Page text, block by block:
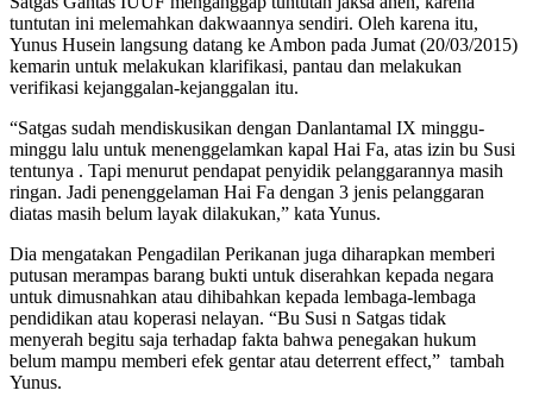
tuntutan ini melemahkan dakwaannya sendiri. Oleh karena itu,
Yunus Husein langsung datang ke Ambon pada Jumat (20/03/2015)
kemarin untuk melakukan klarifikasi, pantau dan melakukan
verifikasi kejanggalan-kejanggalan itu.
“Satgas sudah mendiskusikan dengan Danlantamal IX minggu-
minggu lalu untuk menenggelamkan kapal Hai Fa, atas izin bu Susi
tentunya . Tapi menurut pendapat penyidik pelanggarannya masih
ringan. Jadi penenggelaman Hai Fa dengan 3 jenis pelanggaran
diatas masih belum layak dilakukan,” kata Yunus.
Dia mengatakan Pengadilan Perikanan juga diharapkan memberi
putusan merampas barang bukti untuk diserahkan kepada negara
untuk dimusnahkan atau dihibahkan kepada lembaga-lembaga
pendidikan atau koperasi nelayan. “Bu Susi n Satgas tidak
menyerah begitu saja terhadap fakta bahwa penegakan hukum
belum mampu memberi efek gentar atau deterrent effect,” tambah
Yunus.